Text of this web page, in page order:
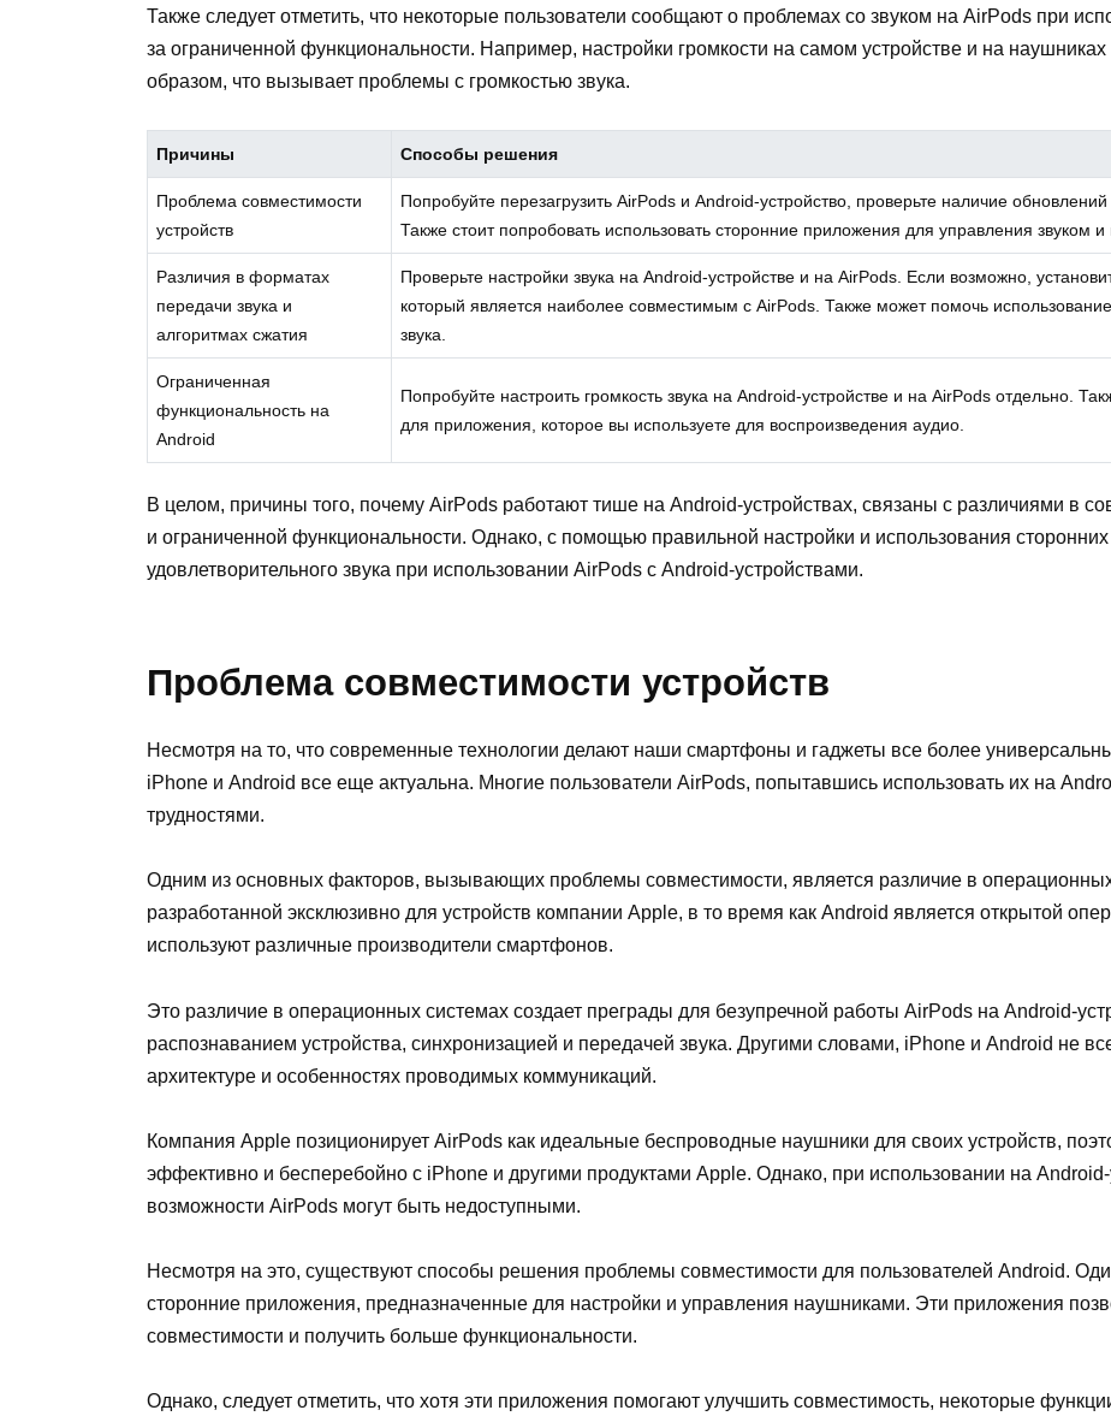
Также следует отметить, что некоторые пользователи сообщают о проблемах со звуком на AirPods при
за ограниченной функциональности. Например, настройки громкости на самом устройстве и на
образом, что вызывает проблемы с громкостью звука.
Причины Способы решения
Проблема совместимости
устройств
Попробуйте перезагрузить AirPods и Android-устройство, проверьте наличие
Также стоит попробовать использовать сторонние приложения для управления звуком
Различия в форматах
передачи звука и
алгоритмах сжатия
Проверьте настройки звука на Android-устройстве и на AirPods. Если возможно,
который является наиболее совместимым с AirPods. Также может помочь
звука.
Ограниченная
функциональность на
Android
Попробуйте настроить громкость звука на Android-устройстве и на AirPods отдельно.
для приложения, которое вы используете для воспроизведения аудио.
В целом, причины того, почему AirPods работают тише на Android-устройствах, связаны с различиями в
и ограниченной функциональности. Однако, с помощью правильной настройки и использования
удовлетворительного звука при использовании AirPods с Android-устройствами.
Проблема совместимости устройств
Несмотря на то, что современные технологии делают наши смартфоны и гаджеты все более
iPhone и Android все еще актуальна. Многие пользователи AirPods, попытавшись использовать их на
трудностями.
Одним из основных факторов, вызывающих проблемы совместимости, является различие в
разработанной эксклюзивно для устройств компании Apple, в то время как Android является открытой
используют различные производители смартфонов.
Это различие в операционных системах создает преграды для безупречной работы AirPods на Android-
распознаванием устройства, синхронизацией и передачей звука. Другими словами, iPhone и Android не
архитектуре и особенностях проводимых коммуникаций.
Компания Apple позиционирует AirPods как идеальные беспроводные наушники для своих устройств,
эффективно и бесперебойно с iPhone и другими продуктами Apple. Однако, при использовании на
возможности AirPods могут быть недоступными.
Несмотря на это, существуют способы решения проблемы совместимости для пользователей Android.
сторонние приложения, предназначенные для настройки и управления наушниками. Эти приложения
совместимости и получить больше функциональности.
Однако, следует отметить, что хотя эти приложения помогают улучшить совместимость, некоторые